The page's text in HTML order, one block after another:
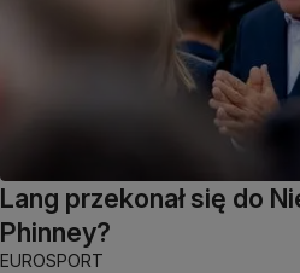
Lang przekonał się do
Phinney?
EUROSPORT